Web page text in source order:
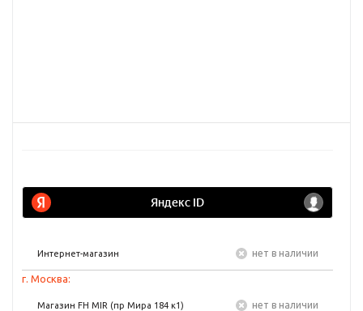
Интернет-магазин Нет в наличии
г. Москва:
Магазин FH MIR (пр Мира 184 к1) Нет в наличии